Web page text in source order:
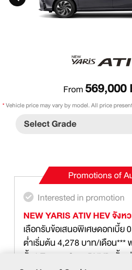
From569,000
*Vehicle price may vary by model. All price
Promotionsof
Interested in promotion
NEW YARIS ATIV HEV จังหว
เลือกรับข้อเสนอพิเศษดอกเบี้ย
ต่ำเริ่มต้น 4,278 บาท/เดือน
ชั้น1 Toyota Care PHYD ตั้งแต่วันที่ 1 กรกฎาคม